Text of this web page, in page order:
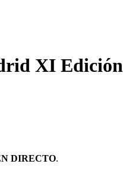
XI Edición
DIRECTO.